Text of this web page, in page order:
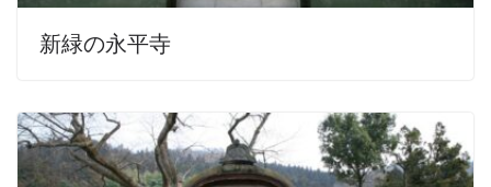
新緑の永平寺